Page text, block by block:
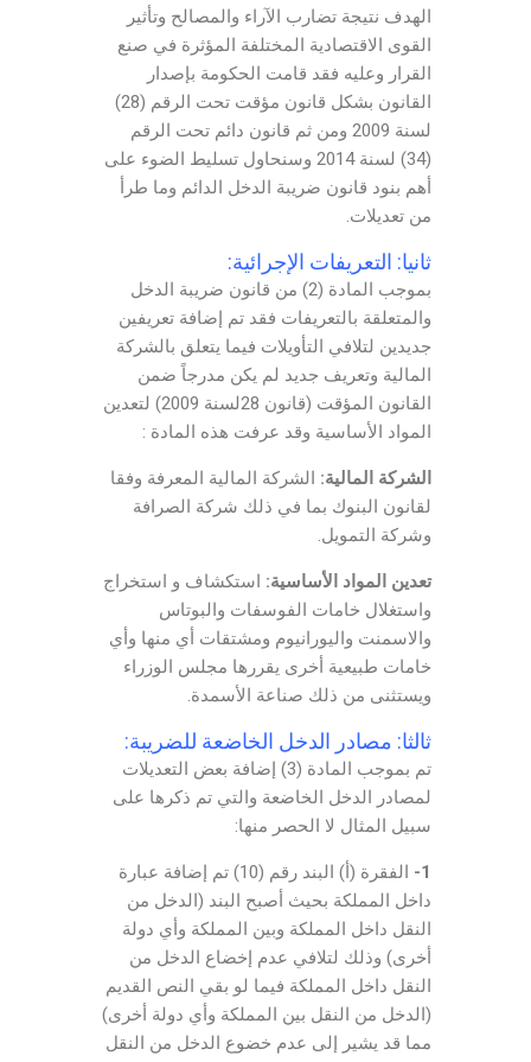
الهدف نتيجة تضارب الآراء والمصالح وتأثير
القوى الاقتصادية المختلفة المؤثرة في صنع
القرار وعليه فقد قامت الحكومة بإصدار
القانون بشكل قانون مؤقت تحت الرقم (28)
لسنة 2009 ومن ثم قانون دائم تحت الرقم
(34) لسنة 2014 وسنحاول تسليط الضوء على
أهم بنود قانون ضريبة الدخل الدائم وما طرأ
من تعديلات.
ثانيا: التعريفات الإجرائية:
بموجب المادة (2) من قانون ضريبة الدخل
والمتعلقة بالتعريفات فقد تم إضافة تعريفين
جديدين لتلافي التأويلات فيما يتعلق بالشركة
المالية وتعريف جديد لم يكن مدرجاً ضمن
القانون المؤقت (قانون 28لسنة 2009) لتعدين
المواد الأساسية وقد عرفت هذه المادة :
الشركة المالية: الشركة المالية المعرفة وفقا
لقانون البنوك بما في ذلك شركة الصرافة
وشركة التمويل.
تعدين المواد الأساسية: استكشاف و استخراج
واستغلال خامات الفوسفات والبوتاس
والاسمنت واليورانيوم ومشتقات أي منها وأي
خامات طبيعية أخرى يقررها مجلس الوزراء
ويستثنى من ذلك صناعة الأسمدة.
ثالثا: مصادر الدخل الخاضعة للضريبة:
تم بموجب المادة (3) إضافة بعض التعديلات
لمصادر الدخل الخاضعة والتي تم ذكرها على
سبيل المثال لا الحصر منها:
1-
الفقرة (أ) البند رقم (10) تم إضافة عبارة
داخل المملكة بحيث أصبح البند (الدخل من
النقل داخل المملكة وبين المملكة وأي دولة
أخرى) وذلك لتلافي عدم إخضاع الدخل من
النقل داخل المملكة فيما لو بقي النص القديم
(الدخل من النقل بين المملكة وأي دولة أخرى)
مما قد يشير إلى عدم خضوع الدخل من النقل